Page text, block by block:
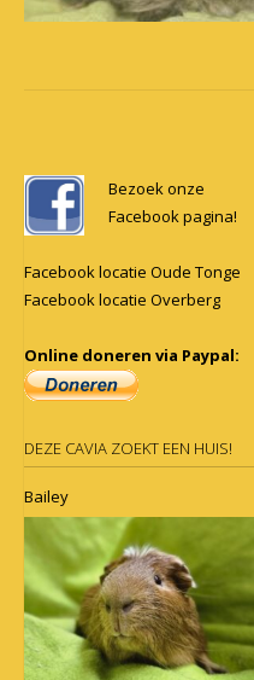
navigation
Bezoek onze
Facebook pagina!
Facebook locatie Oude Tonge
Facebook locatie Overberg
Online doneren via Paypal:
DEZE CAVIA ZOEKT EEN HUIS!
Bailey